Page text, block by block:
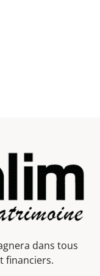
dans tous
financiers.